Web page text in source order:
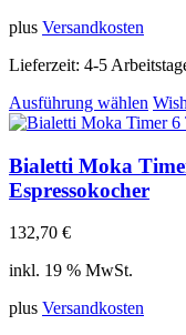
plus Versandkosten
Lieferzeit: 4-5
Ausführung wählen
Bialetti Moka
Espressokocher
132,70 €
inkl. 19 % MwSt.
plus Versandkosten